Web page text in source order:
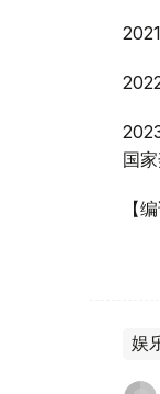
国
【
娱